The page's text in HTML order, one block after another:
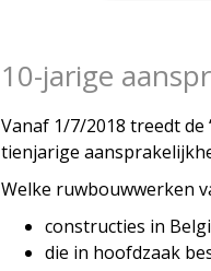
10-jarige
Vanaf 1/7/2018 treedt de
tienjarige
Welke ruwbouwwerken
constructies in
die in hoofdzaak